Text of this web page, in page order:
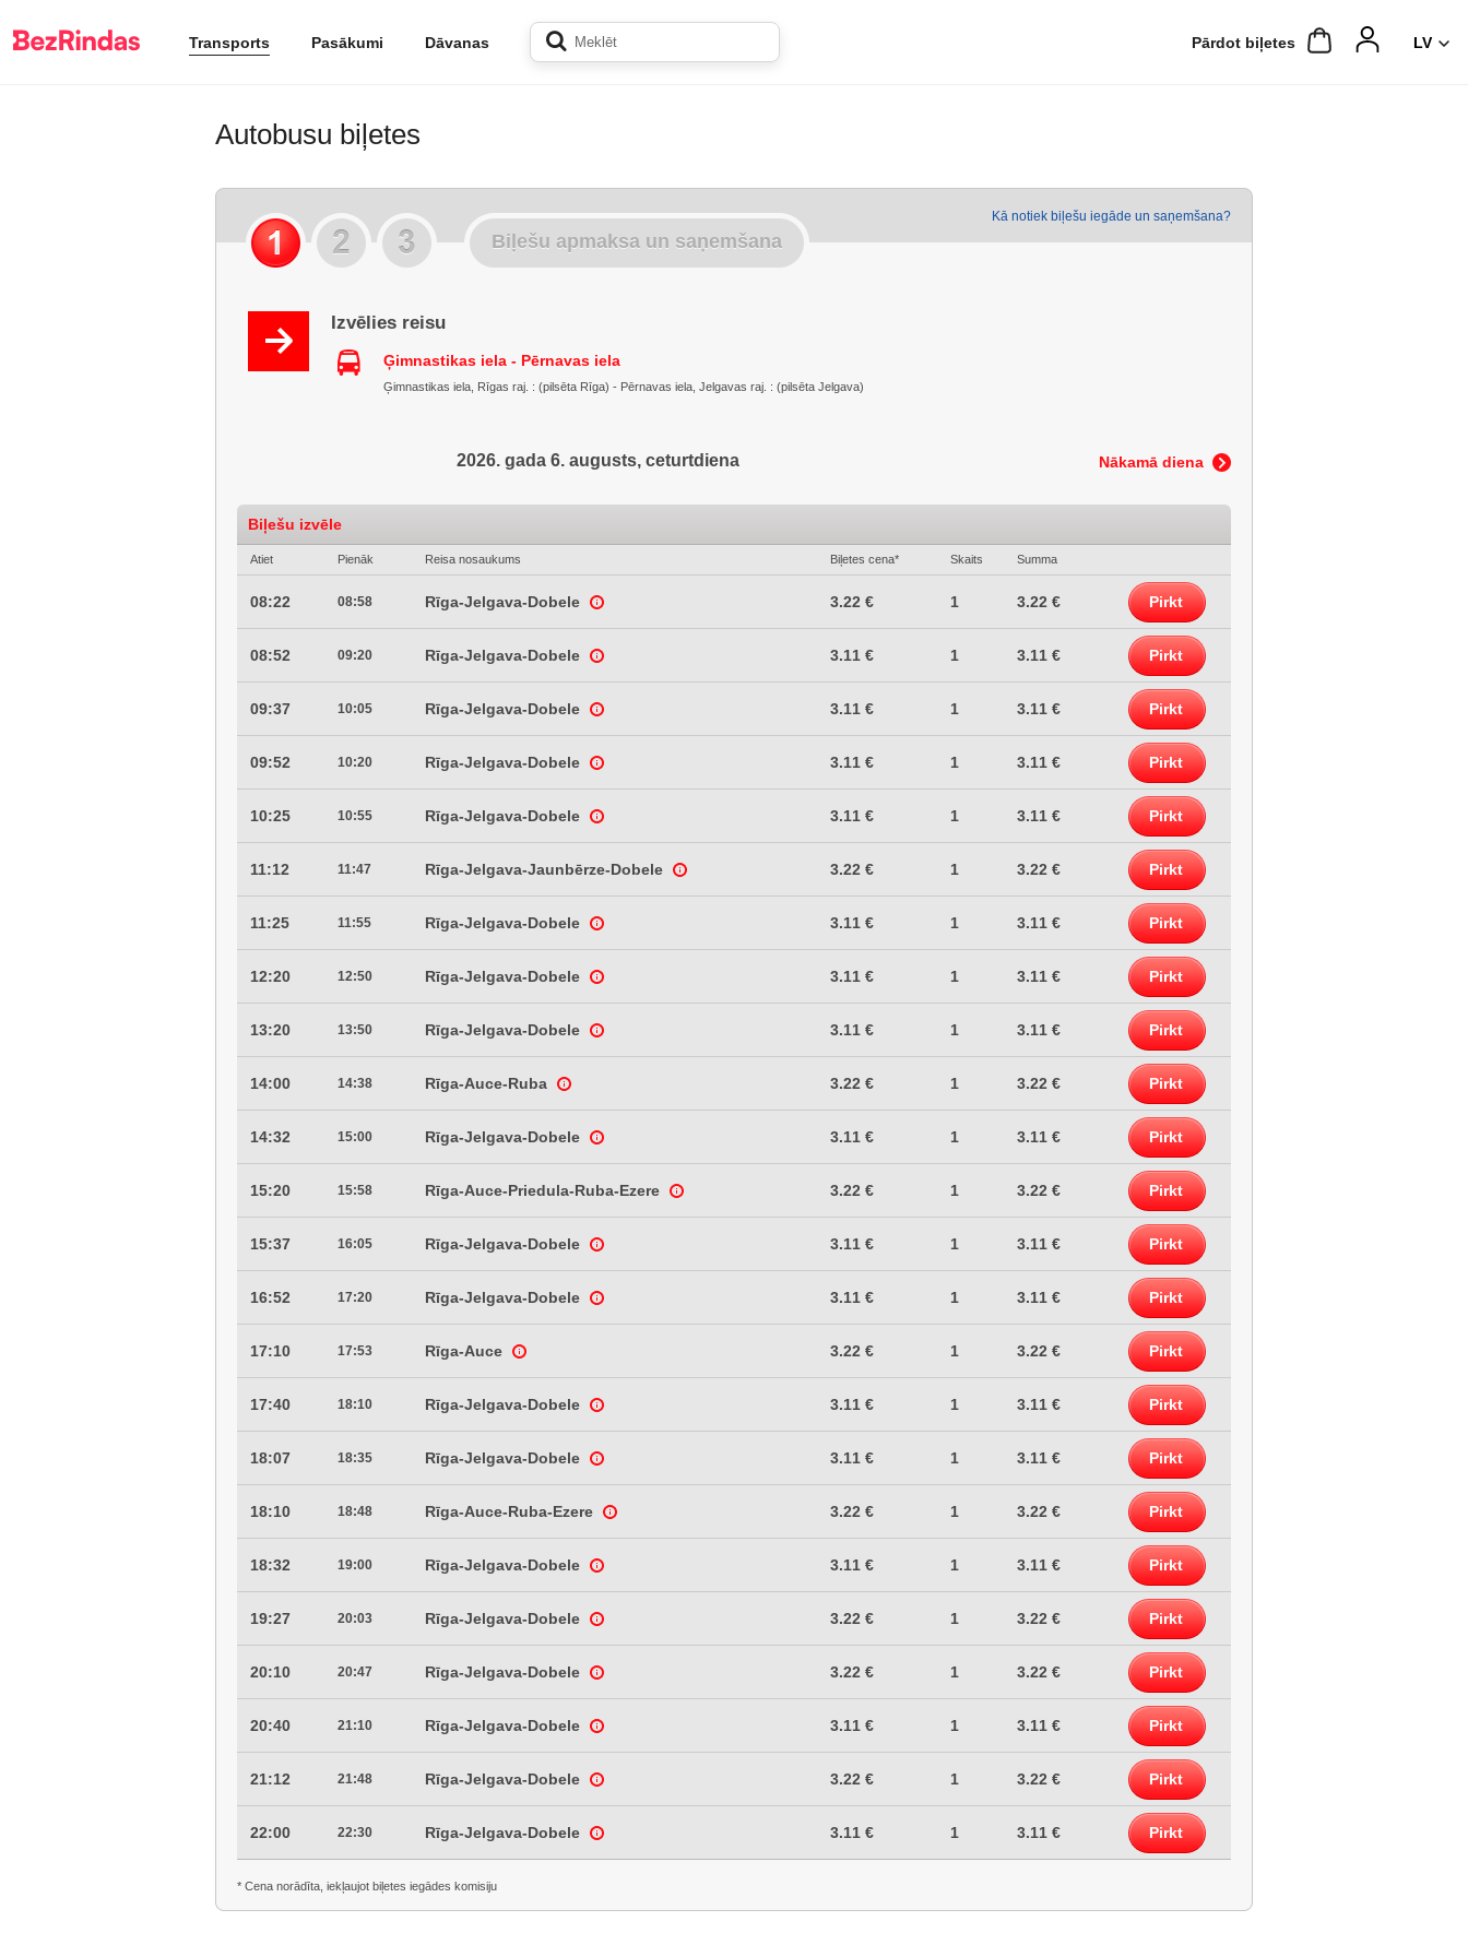
Transports Pasākumi Dāvanas Pārdot biļetes
Autobusu biļetes
Kā notiek biļešu iegāde un saņemšana?
Biļešu apmaksa un saņemšana
Izvēlies reisu
Ģimnastikas iela - Pērnavas iela
Ģimnastikas iela, Rīgas raj. : (pilsēta Rīga) - Pērnavas iela, Jelgavas raj. : (pilsēta Jelgava)
Nākamā diena
2026. gada 6. augusts, ceturtdiena
Biļešu izvēle
Atiet Pienāk Reisa nosaukums Biļetes cena* Skaits Summa
08:22 08:58 Rīga-Jelgava-Dobele 3.22 € 1 3.22 € Pirkt
08:52 09:20 Rīga-Jelgava-Dobele 3.11 € 1 3.11 € Pirkt
09:37 10:05 Rīga-Jelgava-Dobele 3.11 € 1 3.11 € Pirkt
09:52 10:20 Rīga-Jelgava-Dobele 3.11 € 1 3.11 € Pirkt
10:25 10:55 Rīga-Jelgava-Dobele 3.11 € 1 3.11 € Pirkt
11:12 11:47 Rīga-Jelgava-Jaunbērze-Dobele 3.22 € 1 3.22 € Pirkt
11:25 11:55 Rīga-Jelgava-Dobele 3.11 € 1 3.11 € Pirkt
12:20 12:50 Rīga-Jelgava-Dobele 3.11 € 1 3.11 € Pirkt
13:20 13:50 Rīga-Jelgava-Dobele 3.11 € 1 3.11 € Pirkt
14:00 14:38 Rīga-Auce-Ruba 3.22 € 1 3.22 € Pirkt
14:32 15:00 Rīga-Jelgava-Dobele 3.11 € 1 3.11 € Pirkt
15:20 15:58 Rīga-Auce-Priedula-Ruba-Ezere 3.22 € 1 3.22 € Pirkt
15:37 16:05 Rīga-Jelgava-Dobele 3.11 € 1 3.11 € Pirkt
16:52 17:20 Rīga-Jelgava-Dobele 3.11 € 1 3.11 € Pirkt
17:10 17:53 Rīga-Auce 3.22 € 1 3.22 € Pirkt
17:40 18:10 Rīga-Jelgava-Dobele 3.11 € 1 3.11 € Pirkt
18:07 18:35 Rīga-Jelgava-Dobele 3.11 € 1 3.11 € Pirkt
18:10 18:48 Rīga-Auce-Ruba-Ezere 3.22 € 1 3.22 € Pirkt
18:32 19:00 Rīga-Jelgava-Dobele 3.11 € 1 3.11 € Pirkt
19:27 20:03 Rīga-Jelgava-Dobele 3.22 € 1 3.22 € Pirkt
20:10 20:47 Rīga-Jelgava-Dobele 3.22 € 1 3.22 € Pirkt
20:40 21:10 Rīga-Jelgava-Dobele 3.11 € 1 3.11 € Pirkt
21:12 21:48 Rīga-Jelgava-Dobele 3.22 € 1 3.22 € Pirkt
22:00 22:30 Rīga-Jelgava-Dobele 3.11 € 1 3.11 € Pirkt
* Cena norādīta, iekļaujot biļetes iegādes komisiju